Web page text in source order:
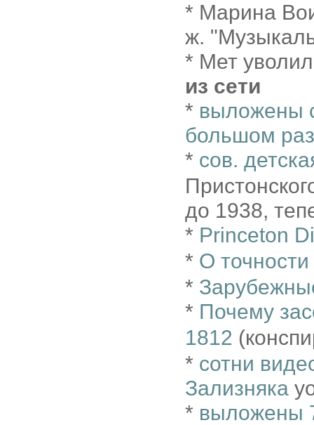
* Марина
ж.
* Мет
из сети
* выложены
большом
* сов.
до 1938,
* Princeton
* О
*
* Почему
1812
* сотни
Зализняка
* выложены